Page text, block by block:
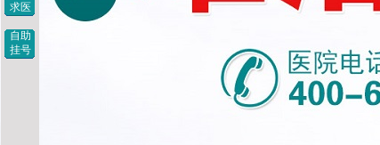
求医
自助
挂号